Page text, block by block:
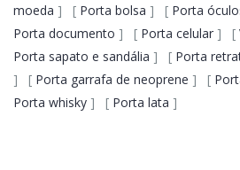
moeda ] [ Porta bolsa ] [ Porta
Porta documento ] [ Porta celular ] [
Porta sapato e sandália ] [ Porta
] [ Porta garrafa de neoprene ] [
Porta whisky ] [ Porta lata ]